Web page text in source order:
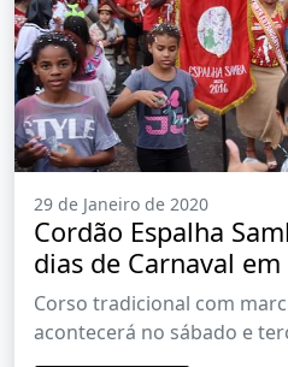
29 de Janeiro de 2020
Cordão Espalha
dias de Carnaval em
Corso tradicional com
acontecerá no sábado e